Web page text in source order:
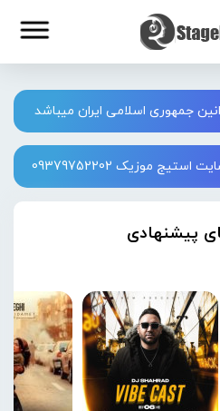
جمهوری اسلامی ایران میباشد
موزیک 09379752202
پیشنهادی